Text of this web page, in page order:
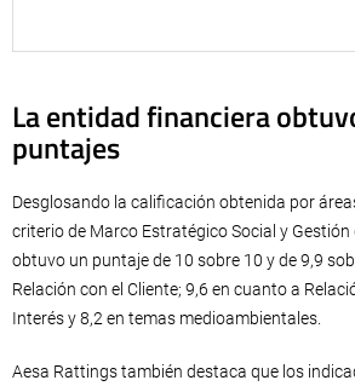
La entidad financiera
puntajes
Desglosando la calificación obtenida por
criterio de Marco Estratégico Social y Gestión
obtuvo un puntaje de 10 sobre 10 y de 9,9
Relación con el Cliente; 9,6 en cuanto a
Interés y 8,2 en temas medioambientales.
Aesa Rattings también destaca que los